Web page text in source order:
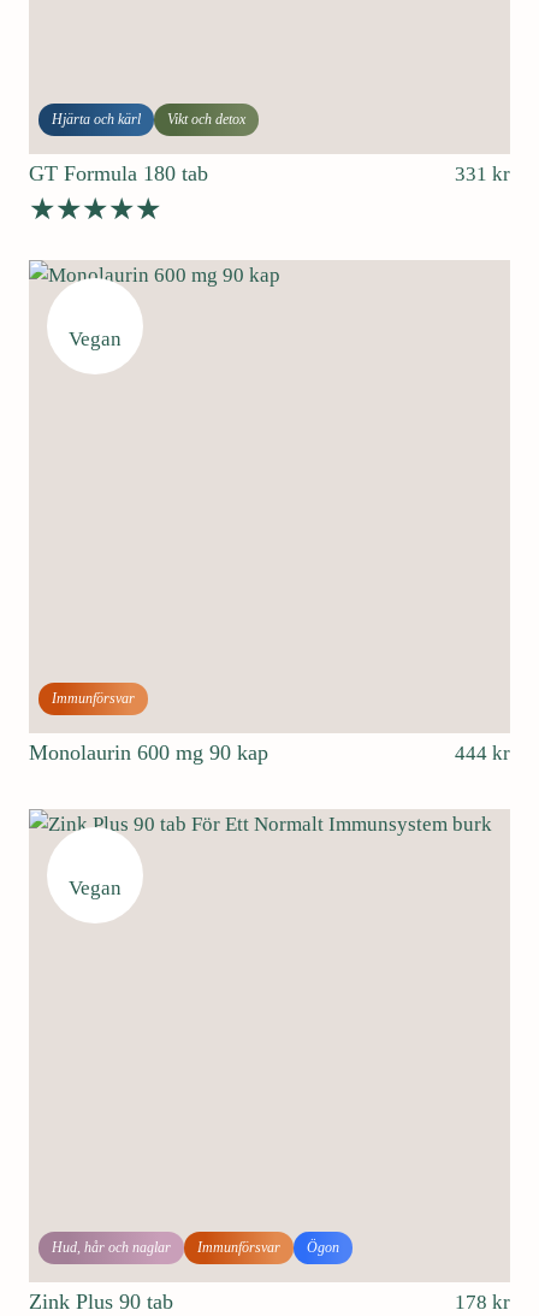
Hjärta och kärl Vikt och detox
GT Formula 180 tab
Betygsatt
4.62av 5
331 kr
Immunförsvar
Vegan
Monolaurin 600 mg 90 kap 444 kr
Hud, hår och naglar Immunförsvar Ögon
Vegan
Zink Plus 90 tab 178 kr